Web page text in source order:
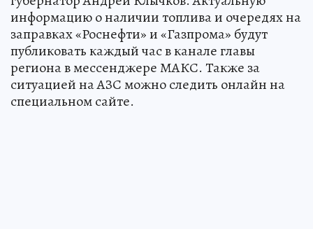
информацию о наличии топлива и очередях на
заправках «Роснефти» и «Газпрома» будут
публиковать каждый час в канале главы
региона в мессенджере МАКС. Также за
ситуацией на АЗС можно следить онлайн на
специальном сайте.